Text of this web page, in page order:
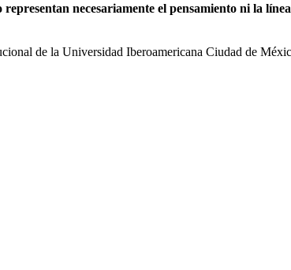
necesariamente el pensamiento ni la
de la Universidad Iberoamericana Ciudad de